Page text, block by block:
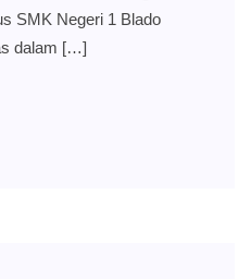
SMK Negeri 1 Blado
dalam […]